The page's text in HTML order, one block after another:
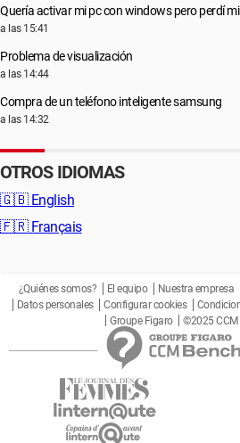
Quería activar mi pc con windows pero perdí
a las 15:41
Problema de visualización
a las 14:44
Compra de un teléfono inteligente samsung
a las 14:32
OTROS IDIOMAS
🇬🇧 English
🇫🇷 Français
¿Quiénes somos? El equipo Nuestra empresa
Datos personales
Configurar cookies
Groupe Figaro
©2025 CCM